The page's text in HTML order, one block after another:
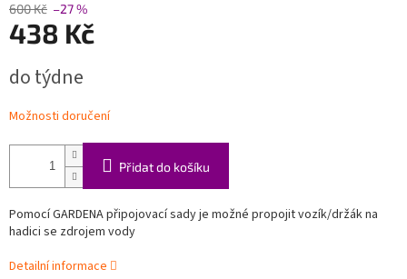
600 Kč –27 %
438 Kč
cena:
do týdne
Možnosti doručení
Přidat do košíku
Pomocí GARDENA připojovací sady je možné propojit vozík/držák na
hadici se zdrojem vody
Detailní informace